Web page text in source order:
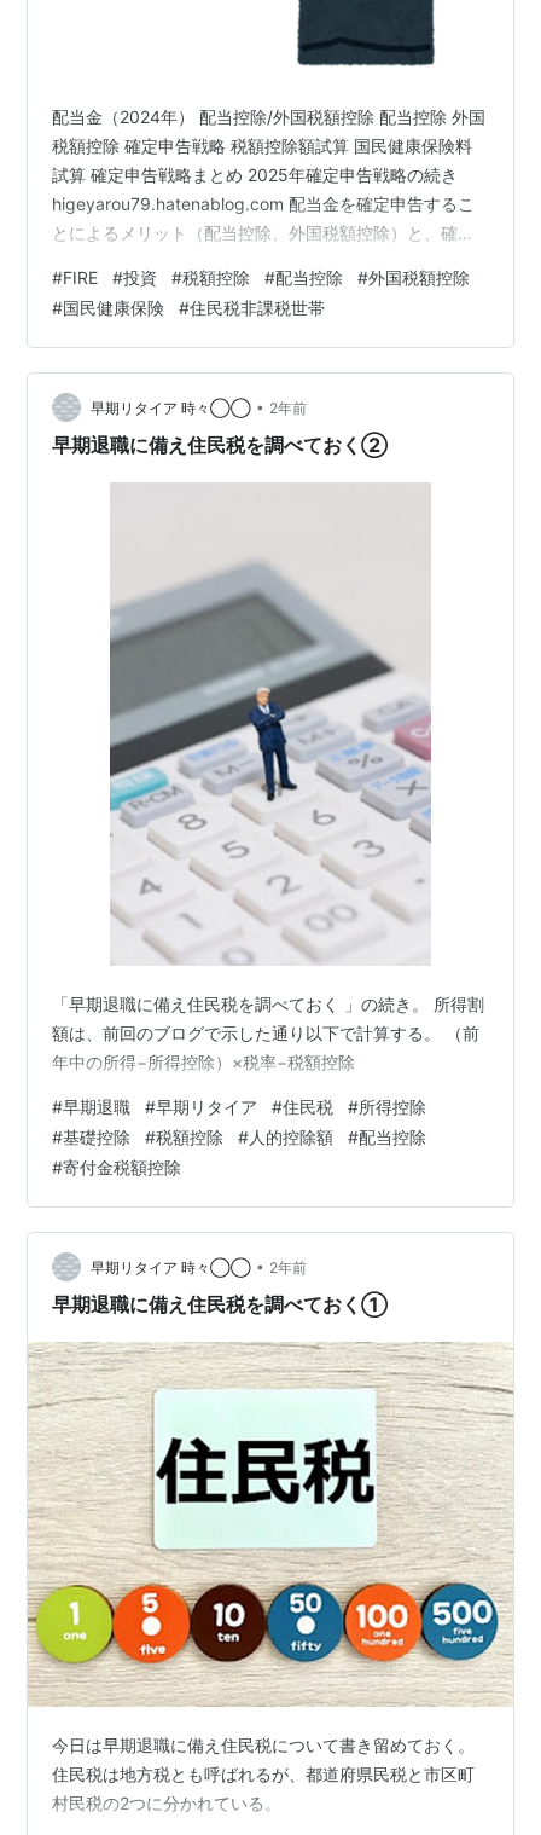
配当金（2024年） 配当控除/外国税額控除 配当控除 外国
税額控除 確定申告戦略 税額控除額試算 国民健康保険料
試算 確定申告戦略まとめ 2025年確定申告戦略の続き
higeyarou79.hatenablog.com 配当金を確定申告するこ
とによるメリット（配当控除、外国税額控除）と、確定
この二つを天秤にかけて、2024年に受け取った配当金の
確定申告戦略を検討していく。 配当金（2024年） 課税
口座（特定口座）において、2024年に日本株、外国株か
ら受け取った配当金は下記になる。 日本株 配当金（特定
口座）：￥278,950 税金（日…
#FIRE #投資 #税額控除 #配当控除 #外国税額控除
#国民健康保険 #住民税非課税世帯
早期リタイア 時々◯◯ • 2年前
早期退職に備え住民税を調べておく②
「早期退職に備え住民税を調べておく 」の続き。 所得割
額は、前回のブログで示した通り以下で計算する。 （前
年中の所得−所得控除）×税率−税額控除
#早期退職 #早期リタイア #住民税 #所得控除
#基礎控除 #税額控除 #人的控除額 #配当控除
#寄付金税額控除
早期リタイア 時々◯◯ • 2年前
早期退職に備え住民税を調べておく①
今日は早期退職に備え住民税について書き留めておく。
住民税は地方税とも呼ばれるが、都道府県民税と市区町
村民税の2つに分かれている。